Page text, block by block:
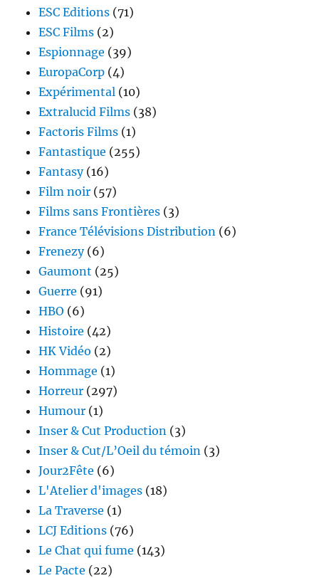
ESC Editions (71)
ESC Films (2)
Espionnage (39)
EuropaCorp (4)
Expérimental (10)
Extralucid Films (38)
Factoris Films (1)
Fantastique (255)
Fantasy(16)
Film noir (57)
Films sans Frontières (3)
France Télévisions Distribution (6)
Frenezy(6)
Gaumont (25)
Guerre (91)
HBO (6)
Histoire (42)
HK Vidéo (2)
Hommage (1)
Horreur (297)
Humour (1)
Inser & Cut Production (3)
Inser & Cut/L’Oeil du témoin (3)
Jour2Fête (6)
L'Atelier d'images (18)
La Traverse (1)
LCJ Editions (76)
Le Chat qui fume (143)
Le Pacte (22)